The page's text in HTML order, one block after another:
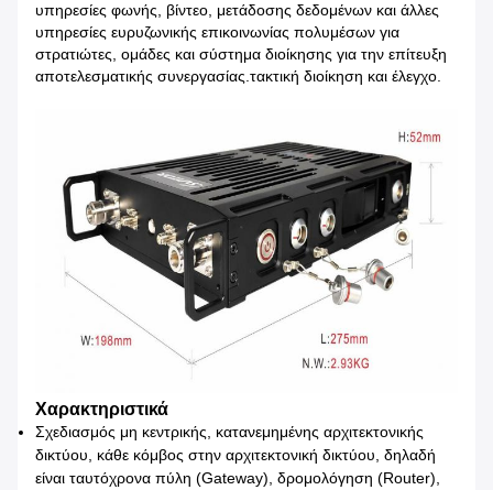
υπηρεσίες φωνής, βίντεο, μετάδοσης δεδομένων και άλλες
υπηρεσίες ευρυζωνικής επικοινωνίας πολυμέσων για
στρατιώτες, ομάδες και σύστημα διοίκησης για την επίτευξη
αποτελεσματικής συνεργασίας.τακτική διοίκηση και έλεγχο.
Χαρακτηριστικά
Σχεδιασμός μη κεντρικής, κατανεμημένης αρχιτεκτονικής
δικτύου, κάθε κόμβος στην αρχιτεκτονική δικτύου, δηλαδή
είναι ταυτόχρονα πύλη (Gateway), δρομολόγηση (Router),